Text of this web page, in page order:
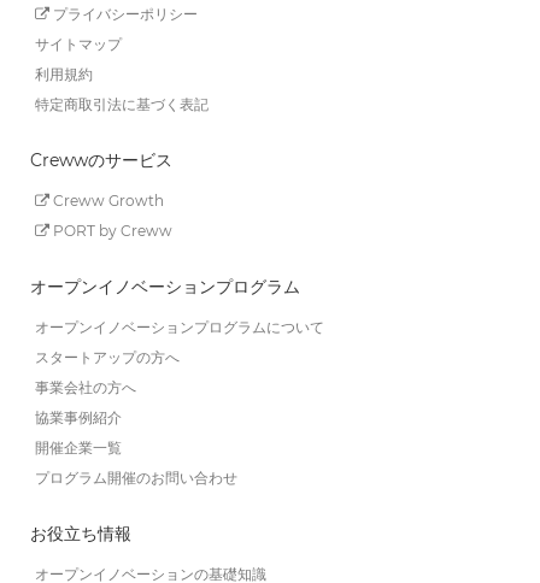
プライバシーポリシー
サイトマップ
利用規約
特定商取引法に基づく表記
Crewwのサービス
Creww Growth
PORT by Creww
オープンイノベーションプログラム
オープンイノベーションプログラムについて
スタートアップの方へ
事業会社の方へ
協業事例紹介
開催企業一覧
プログラム開催のお問い合わせ
お役立ち情報
オープンイノベーションの基礎知識